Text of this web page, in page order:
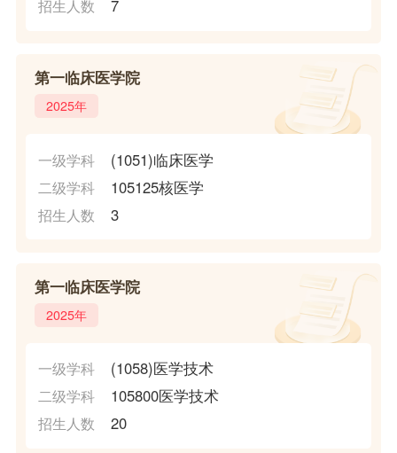
招生人数 7
第一临床医学院
2025年
一级学科 (1051)临床医学
二级学科 105125核医学
招生人数 3
第一临床医学院
2025年
一级学科 (1058)医学技术
二级学科 105800医学技术
招生人数 20